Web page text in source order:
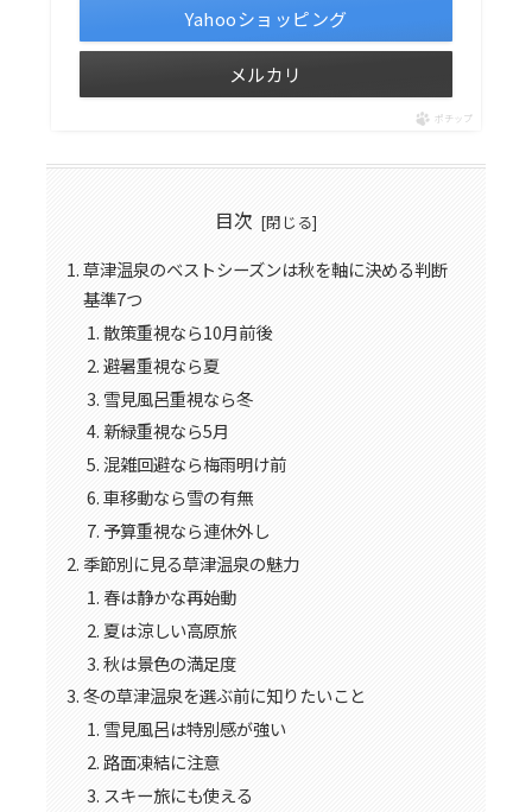
Yahooショッピング
メルカリ
ポチップ
目次
草津温泉のベストシーズンは秋を軸に決める判断
基準7つ
散策重視なら10月前後
避暑重視なら夏
雪見風呂重視なら冬
新緑重視なら5月
混雑回避なら梅雨明け前
車移動なら雪の有無
予算重視なら連休外し
季節別に見る草津温泉の魅力
春は静かな再始動
夏は涼しい高原旅
秋は景色の満足度
冬の草津温泉を選ぶ前に知りたいこと
雪見風呂は特別感が強い
路面凍結に注意
スキー旅にも使える